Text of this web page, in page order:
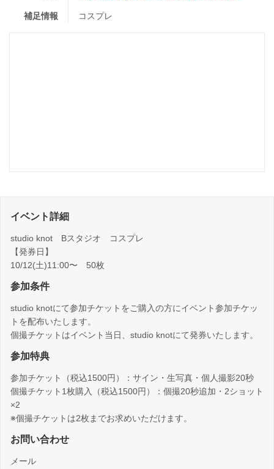
補足情報 コスプレ
イベント詳細
studio knot Bスタジオ コスプレ
【発券日】
10/12(土)11:00〜 50枚
参加条件
studio knotにて参加チケットをご購入の方にイベント参加チケッ
トを配布いたします。
個撮チケットはイベント当日、studio knotにて発券いたします。
参加特典
参加チケット（税込1500円）：サイン・生写真・個人撮影20秒
個撮チケット1枚購入（税込1500円）：個撮20秒追加・2ショット
×2
※個撮チケットは2枚までお求めいただけます。
お問い合わせ
メール